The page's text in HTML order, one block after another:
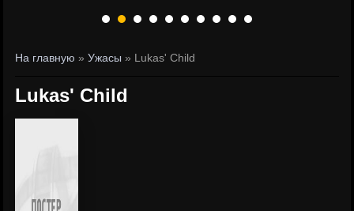
На главную »Ужасы » Lukas' Child
Lukas' Child